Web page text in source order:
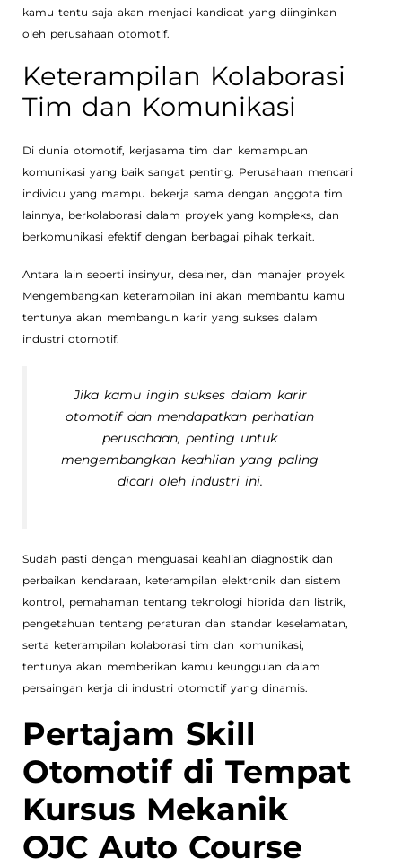
kamu tentu saja akan menjadi kandidat yang diinginkan
oleh perusahaan otomotif.
Keterampilan Kolaborasi
Tim dan Komunikasi
Di dunia otomotif, kerjasama tim dan kemampuan
komunikasi yang baik sangat penting. Perusahaan mencari
individu yang mampu bekerja sama dengan anggota tim
lainnya, berkolaborasi dalam proyek yang kompleks, dan
berkomunikasi efektif dengan berbagai pihak terkait.
Antara lain seperti insinyur, desainer, dan manajer proyek.
Mengembangkan keterampilan ini akan membantu kamu
tentunya akan membangun karir yang sukses dalam
industri otomotif.
Jika kamu ingin sukses dalam karir
otomotif dan mendapatkan perhatian
perusahaan, penting untuk
mengembangkan keahlian yang paling
dicari oleh industri ini.
Sudah pasti dengan menguasai keahlian diagnostik dan
perbaikan kendaraan, keterampilan elektronik dan sistem
kontrol, pemahaman tentang teknologi hibrida dan listrik,
pengetahuan tentang peraturan dan standar keselamatan,
serta keterampilan kolaborasi tim dan komunikasi,
tentunya akan memberikan kamu keunggulan dalam
persaingan kerja di industri otomotif yang dinamis.
Pertajam Skill
Otomotif di Tempat
Kursus Mekanik
OJC Auto Course